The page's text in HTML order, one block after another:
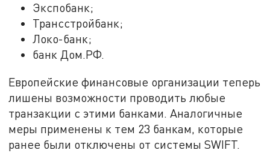
Экспобанк;
Трансстройбанк;
Локо-банк;
банк Дом.РФ.
Европейские финансовые организации теперь
лишены возможности проводить любые
транзакции с этими банками. Аналогичные
меры применены к тем 23 банкам, которые
ранее были отключены от системы SWIFT.